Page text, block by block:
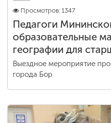
Просмотров: 1347
Педагоги
образовательные
географии для
Выездное мероприятие
города Бор